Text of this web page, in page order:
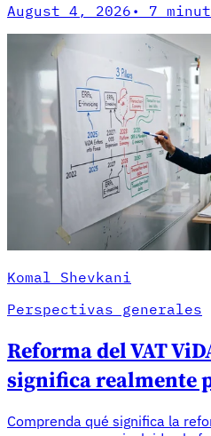
August 4, 2026 · 7
Komal Shevkani
Perspectivas generales
Reforma del VAT
significa realmente
Comprenda qué significa la